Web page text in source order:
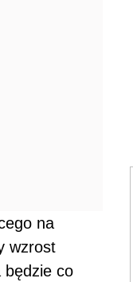
na
wzrost
będzie co